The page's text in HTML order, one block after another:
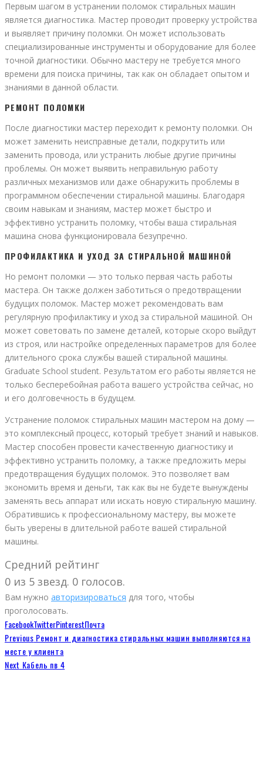
Первым шагом в устранении поломок стиральных машин
является диагностика. Мастер проводит проверку устройства
и выявляет причину поломки. Он может использовать
специализированные инструменты и оборудование для более
точной диагностики. Обычно мастеру не требуется много
времени для поиска причины, так как он обладает опытом и
знаниями в данной области.
РЕМОНТ ПОЛОМКИ
После диагностики мастер переходит к ремонту поломки. Он
может заменить неисправные детали, подкрутить или
заменить провода, или устранить любые другие причины
проблемы. Он может выявить неправильную работу
различных механизмов или даже обнаружить проблемы в
программном обеспечении стиральной машины. Благодаря
своим навыкам и знаниям, мастер может быстро и
эффективно устранить поломку, чтобы ваша стиральная
машина снова функционировала безупречно.
ПРОФИЛАКТИКА И УХОД ЗА СТИРАЛЬНОЙ МАШИНОЙ
Но ремонт поломки — это только первая часть работы
мастера. Он также должен заботиться о предотвращении
будущих поломок. Мастер может рекомендовать вам
регулярную профилактику и уход за стиральной машиной. Он
может советовать по замене деталей, которые скоро выйдут
из строя, или настройке определенных параметров для более
длительного срока службы вашей стиральной машины.
Graduate School student. Результатом его работы является не
только бесперебойная работа вашего устройства сейчас, но
и его долговечность в будущем.
Устранение поломок стиральных машин мастером на дому —
это комплексный процесс, который требует знаний и навыков.
Мастер способен провести качественную диагностику и
эффективно устранить поломку, а также предложить меры
предотвращения будущих поломок. Это позволяет вам
экономить время и деньги, так как вы не будете вынуждены
заменять весь аппарат или искать новую стиральную машину.
Обратившись к профессиональному мастеру, вы можете
быть уверены в длительной работе вашей стиральной
машины.
Средний рейтинг
0 из 5 звезд. 0 голосов.
Вам нужно авторизироваться для того, чтобы
проголосовать.
FacebookTwitterPinterestПочта
Previous Ремонт и диагностика стиральных машин выполняются на
месте у клиента
Next Кабель пв 4